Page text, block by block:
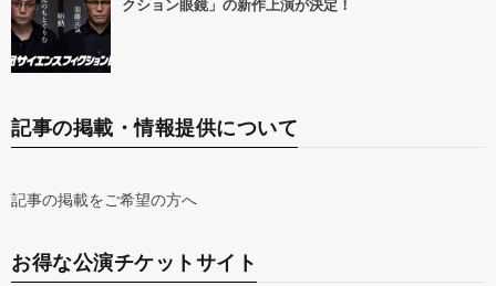
クション眼鏡」の新作上演が決定！
記事の掲載・情報提供について
記事の掲載をご希望の方へ
お得な公演チケットサイト